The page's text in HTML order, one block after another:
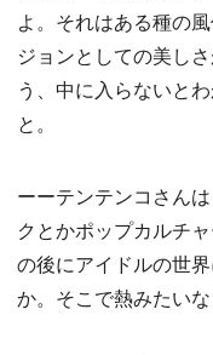
よ。それはある種の
ジョンとしての美し
う、中に入らないと
と。
ーーテンテンコさん
クとかポップカルチ
の後にアイドルの世
か。そこで熱みたい